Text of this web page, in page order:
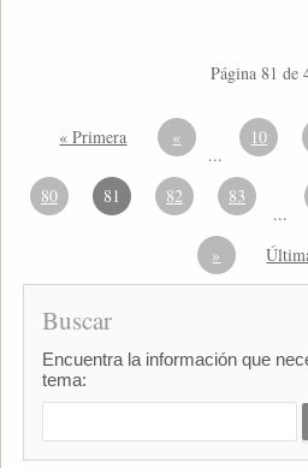
Página 81 de
« Primera «
...
10
80 81 82 83
...
»
Buscar
Encuentra la información que
tema: